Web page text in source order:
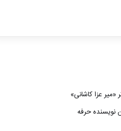
نویسنده حرفه